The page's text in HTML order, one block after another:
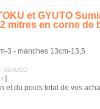
et GYUTO
mitres en corne de
3 - manches 13cm-13,5
584USD
]
et du poids total de vos